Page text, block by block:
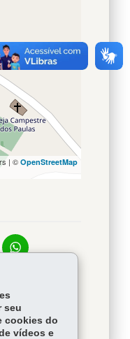
| ©OpenStreetMap
seu
cookies do
vídeos e